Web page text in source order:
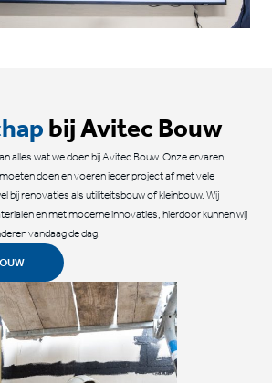
bij Avitec Bouw
alles wat we doen bij Avitec Bouw. Onze ervaren
doen en voeren ieder project af met vele
bij renovaties als utiliteitsbouw of kleinbouw. Wij
en met moderne innovaties, hierdoor kunnen wij
vandaag de dag.